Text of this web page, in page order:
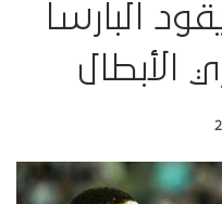
البارسا
الأبطال